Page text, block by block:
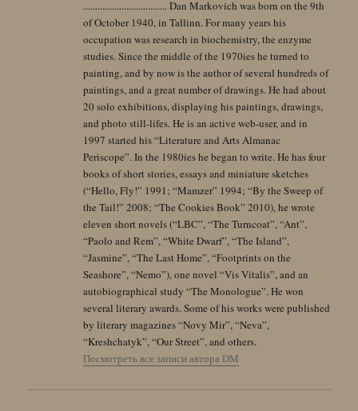
................................... Dan Markovich was born on the 9th
of October 1940, in Tallinn. For many years his
occupation was research in biochemistry, the enzyme
studies. Since the middle of the 1970ies he turned to
painting, and by now is the author of several hundreds of
paintings, and a great number of drawings. He had about
20 solo exhibitions, displaying his paintings, drawings,
and photo still-lifes. He is an active web-user, and in
1997 started his “Literature and Arts Almanac
Periscope”. In the 1980ies he began to write. He has four
books of short stories, essays and miniature sketches
(“Hello, Fly!” 1991; “Mamzer” 1994; “By the Sweep of
the Tail!” 2008; “The Cookies Book” 2010), he wrote
eleven short novels (“LBC”, “The Turncoat”, “Ant”,
“Paolo and Rem”, “White Dwarf”, “The Island”,
“Jasmine”, “The Last Home”, “Footprints on the
Seashore”, “Nemo”), one novel “Vis Vitalis”, and an
autobiographical study “The Monologue”. He won
several literary awards. Some of his works were published
by literary magazines “Novy Mir”, “Neva”,
“Kreshchatyk”, “Our Street”, and others.
Посмотреть все записи автора DM